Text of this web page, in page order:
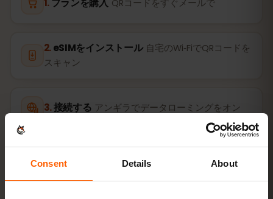
Consent Details About
プランを購入 QRコードをすぐメールで
eSIMをインストール 自宅のWi‑FiでQRコードを
スキャン
接続する アンギラでデータローミングをオン
設定はわずか2分：iPhone設定 → モバイル通信 → eSIMを追
、Android ネットワークとインターネット → SIM。プラン